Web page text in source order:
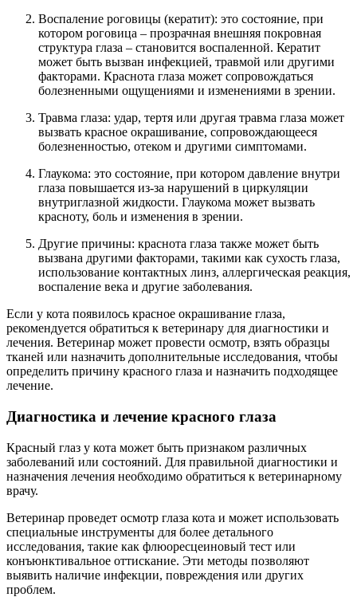
Воспаление роговицы (кератит): это состояние, при
котором роговица – прозрачная внешняя покровная
структура глаза – становится воспаленной. Кератит
может быть вызван инфекцией, травмой или другими
факторами. Краснота глаза может сопровождаться
болезненными ощущениями и изменениями в зрении.
Травма глаза: удар, тертя или другая травма глаза может
вызвать красное окрашивание, сопровождающееся
болезненностью, отеком и другими симптомами.
Глаукома: это состояние, при котором давление внутри
глаза повышается из-за нарушений в циркуляции
внутриглазной жидкости. Глаукома может вызвать
красноту, боль и изменения в зрении.
Другие причины: краснота глаза также может быть
вызвана другими факторами, такими как сухость глаза,
использование контактных линз, аллергическая реакция,
воспаление века и другие заболевания.
Если у кота появилось красное окрашивание глаза,
рекомендуется обратиться к ветеринару для диагностики и
лечения. Ветеринар может провести осмотр, взять образцы
тканей или назначить дополнительные исследования, чтобы
определить причину красного глаза и назначить подходящее
лечение.
Диагностика и лечение красного глаза
Красный глаз у кота может быть признаком различных
заболеваний или состояний. Для правильной диагностики и
назначения лечения необходимо обратиться к ветеринарному
врачу.
Ветеринар проведет осмотр глаза кота и может использовать
специальные инструменты для более детального
исследования, такие как флюоресцеиновый тест или
конъюнктивальное оттискание. Эти методы позволяют
выявить наличие инфекции, повреждения или других
проблем.